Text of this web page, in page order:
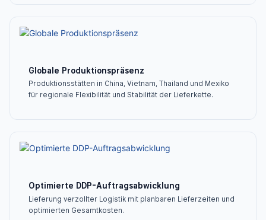
Globale Produktionspräsenz
Produktionsstätten in China, Vietnam, Thailand und Mexiko
für regionale Flexibilität und Stabilität der Lieferkette.
Optimierte DDP-Auftragsabwicklung
Lieferung verzollter Logistik mit planbaren Lieferzeiten und
optimierten Gesamtkosten.